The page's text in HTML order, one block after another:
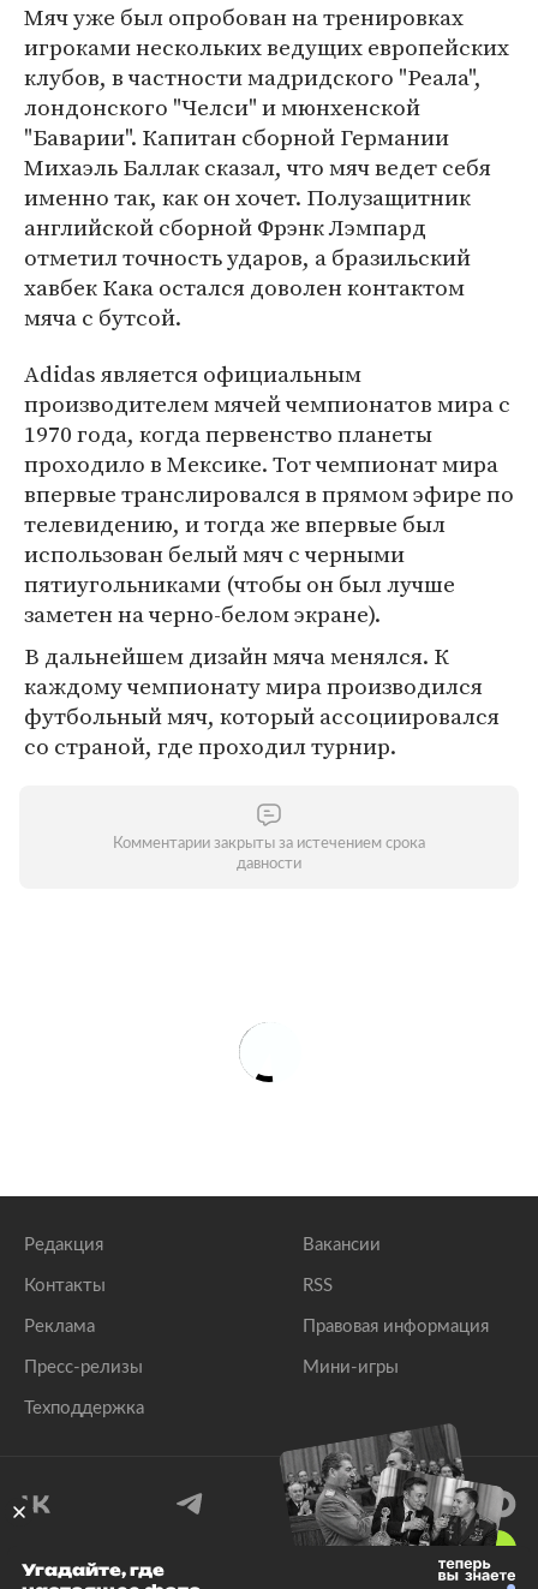
Мяч уже был опробован на тренировках
игроками нескольких ведущих европейских
клубов, в частности мадридского "Реала",
лондонского "Челси" и мюнхенской
"Баварии". Капитан сборной Германии
Михаэль Баллак сказал, что мяч ведет себя
именно так, как он хочет. Полузащитник
английской сборной Фрэнк Лэмпард
отметил точность ударов, а бразильский
хавбек Кака остался доволен контактом
мяча с бутсой.
Adidas является официальным
производителем мячей чемпионатов мира с
1970 года, когда первенство планеты
проходило в Мексике. Тот чемпионат мира
впервые транслировался в прямом эфире по
телевидению, и тогда же впервые был
использован белый мяч с черными
пятиугольниками (чтобы он был лучше
заметен на черно-белом экране).
В дальнейшем дизайн мяча менялся. К
каждому чемпионату мира производился
футбольный мяч, который ассоциировался
со страной, где проходил турнир.
Комментарии закрыты за истечением срока
давности
Редакция
Контакты
Реклама
Пресс-релизы
Техподдержка
Вакансии
RSS
Правовая информация
Мини-игры
© 1999–2026 Все права защищены.
Угадайте, где